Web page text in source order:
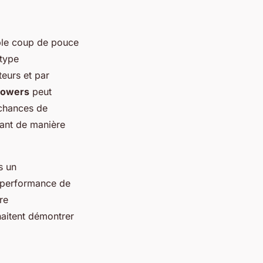
coup de pouce
et par
peut
de
de manière
un
de
démontrer